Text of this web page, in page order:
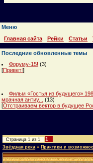
Меню
Главная сайта
Рейки Статьи
Последние обновленные темы
Форуму-15! (3)
[Привет!]
Фильм «Гостья из будущего»
мрачная антиу...
(13)
[Отстраиваем вектор в будущее
Страница 1 из 1 1
Звёздная река » Практики и